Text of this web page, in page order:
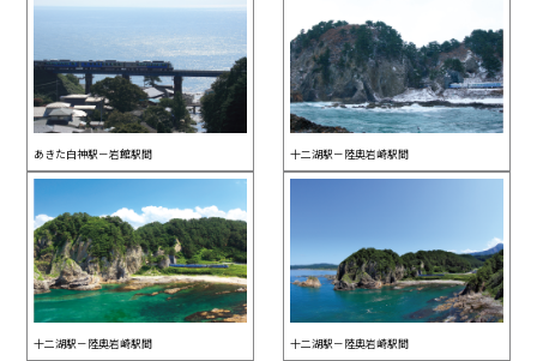
あきた白神駅－岩館駅間 十二湖駅－陸奥岩崎駅間
十二湖駅－陸奥岩崎駅間 十二湖駅－陸奥岩崎駅間